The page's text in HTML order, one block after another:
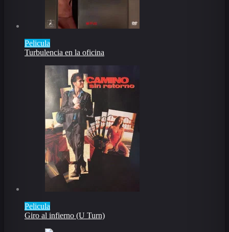
Pelicula
Turbulencia en la oficina
Pelicula
Giro al infierno (U Turn)